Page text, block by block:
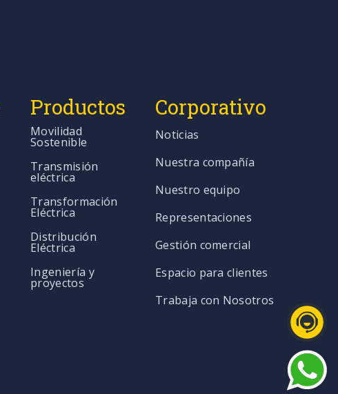
Productos
Movilidad
Sostenible
Transmisión
eléctrica
Transformación
Eléctrica
Distribución
Eléctrica
Ingeniería y
proyectos
Corporativo
Noticias
Nuestra compañía
Nuestro equipo
Representaciones
Gestión comercial
Espacio para clientes
Trabaja con Nosotros